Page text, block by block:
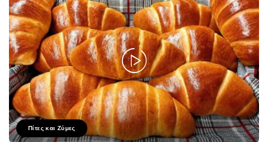
Πίτες και Ζύμες